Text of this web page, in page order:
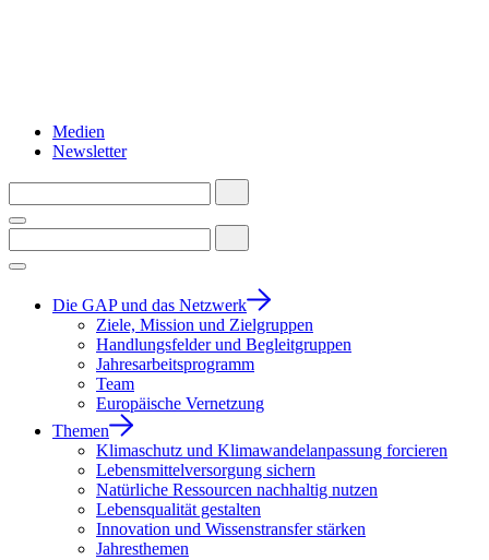
Medien
Newsletter
Die GAP und das Netzwerk
Ziele, Mission und Zielgruppen
Handlungsfelder und Begleitgruppen
Jahresarbeitsprogramm
Team
Europäische Vernetzung
Themen
Klimaschutz und Klimawandelanpassung forcieren
Lebensmittelversorgung sichern
Natürliche Ressourcen nachhaltig nutzen
Lebensqualität gestalten
Innovation und Wissenstransfer stärken
Jahresthemen